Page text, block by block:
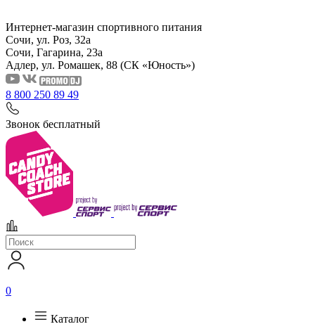
Интернет-магазин спортивного питания
Сочи, ул. Роз, 32а
Сочи, Гагарина, 23а
Адлер, ул. Ромашек, 88 (СК «Юность»)
8 800 250 89 49
Звонок бесплатный
0
Каталог